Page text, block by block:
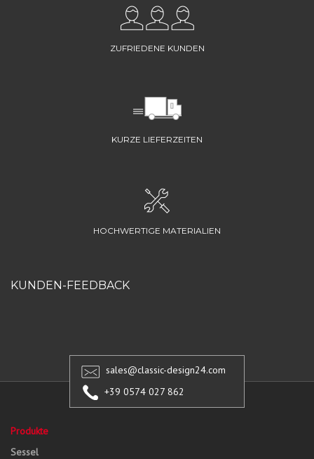
ZUFRIEDENE KUNDEN
KURZE LIEFERZEITEN
HOCHWERTIGE MATERIALIEN
KUNDEN-FEEDBACK
sales@classic-design24.com
+39 0574 027 862
Produkte
Sessel